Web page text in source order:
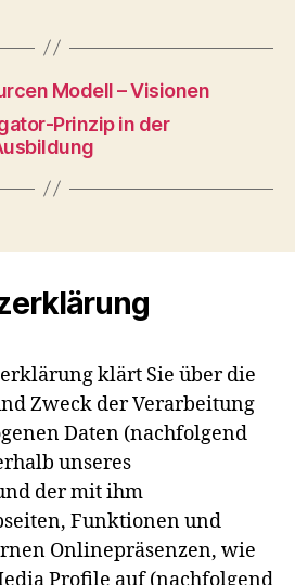
Modell – Visionen
Prinzip in der
klärt Sie über die
Zweck der Verarbeitung
Daten (nachfolgend
unseres
der mit ihm
Funktionen und
Onlinepräsenzen, wie
Profile auf (nachfolgend